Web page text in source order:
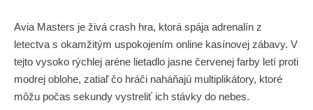
Avia Masters je živá crash hra, ktorá spája adrenalín z
letectva s okamžitým uspokojením online kasínovej zábavy. V
tejto vysoko rýchlej aréne lietadlo jasne červenej farby letí proti
modrej oblohe, zatiaľ čo hráči naháňajú multiplikátory, ktoré
môžu počas sekundy vystreliť ich stávky do nebes.